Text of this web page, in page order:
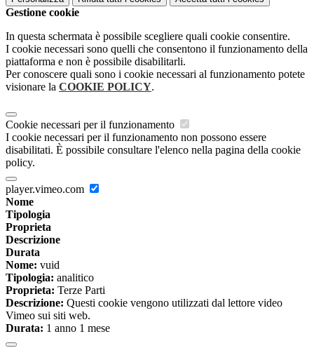
Gestione cookie
In questa schermata è possibile scegliere quali cookie consentire.
I cookie necessari sono quelli che consentono il funzionamento della
piattaforma e non è possibile disabilitarli.
Per conoscere quali sono i cookie necessari al funzionamento potete
visionare la COOKIE POLICY.
Cookie necessari per il funzionamento
I cookie necessari per il funzionamento non possono essere
disabilitati. È possibile consultare l'elenco nella pagina della cookie
policy.
player.vimeo.com
Nome
Tipologia
Proprieta
Descrizione
Durata
Nome: vuid
Tipologia: analitico
Proprieta: Terze Parti
Descrizione: Questi cookie vengono utilizzati dal lettore video
Vimeo sui siti web.
Durata: 1 anno 1 mese